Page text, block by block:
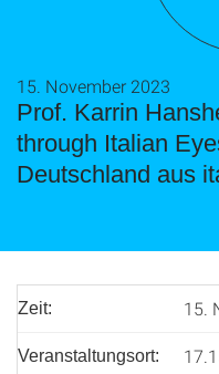
Prof. Karrin
through Italian
Deutschland aus
15. November 2023
Zeit: 15.
Veranstaltungsort: